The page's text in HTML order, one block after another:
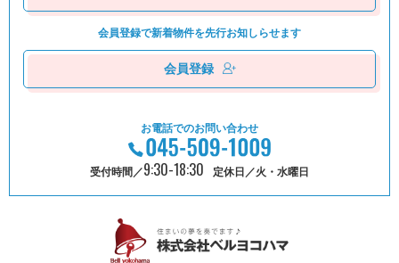
会員登録で新着物件を先⾏お知しらせます
会員登録
お電話でのお問い合わせ
受付時間／9:30-18:30 定休日／火・水曜日